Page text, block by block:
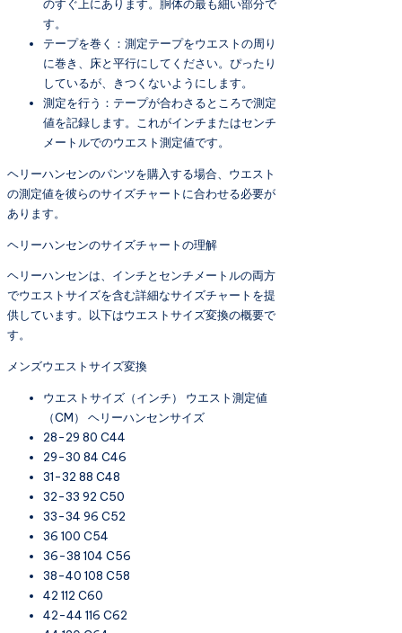
のすぐ上にあります。胴体の最も細い部分で
す。
テープを巻く：測定テープをウエストの周り
に巻き、床と平行にしてください。ぴったり
しているが、きつくないようにします。
測定を行う：テープが合わさるところで測定
値を記録します。これがインチまたはセンチ
メートルでのウエスト測定値です。
ヘリーハンセンのパンツを購入する場合、ウエスト
の測定値を彼らのサイズチャートに合わせる必要が
あります。
ヘリーハンセンのサイズチャートの理解
ヘリーハンセンは、インチとセンチメートルの両方
でウエストサイズを含む詳細なサイズチャートを提
供しています。以下はウエストサイズ変換の概要で
す。
メンズウエストサイズ変換
ウエストサイズ（インチ） ウエスト測定値
（CM） ヘリーハンセンサイズ
28-29 80 C44
29-30 84 C46
31-32 88 C48
32-33 92 C50
33-34 96 C52
36 100 C54
36-38 104 C56
38-40 108 C58
42 112 C60
42-44 116 C62